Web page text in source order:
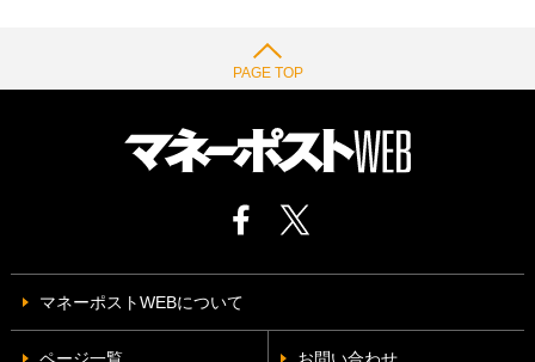
PAGE TOP
マネーポストWEBについて